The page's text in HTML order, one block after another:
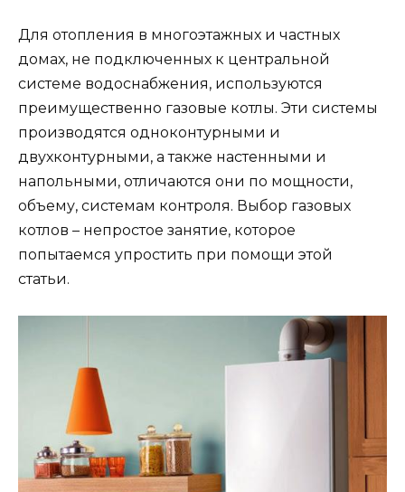
Для отопления в многоэтажных и частных
домах, не подключенных к центральной
системе водоснабжения, используются
преимущественно газовые котлы. Эти системы
производятся одноконтурными и
двухконтурными, а также настенными и
напольными, отличаются они по мощности,
объему, системам контроля. Выбор газовых
котлов – непростое занятие, которое
попытаемся упростить при помощи этой
статьи.